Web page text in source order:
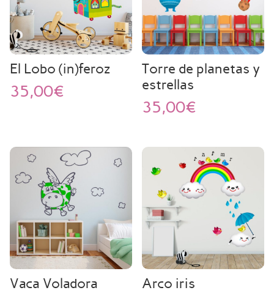
El Lobo (in)feroz
35,00€
Torre de planetas y
estrellas
35,00€
Vaca Voladora Arco iris